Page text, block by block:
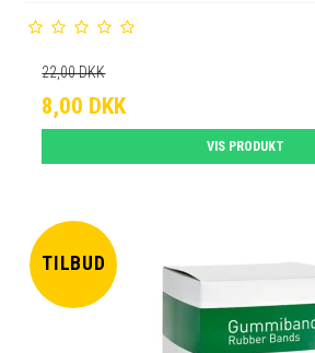
22,00 DKK
8,00 DKK
VIS PRODUKT
TILBUD